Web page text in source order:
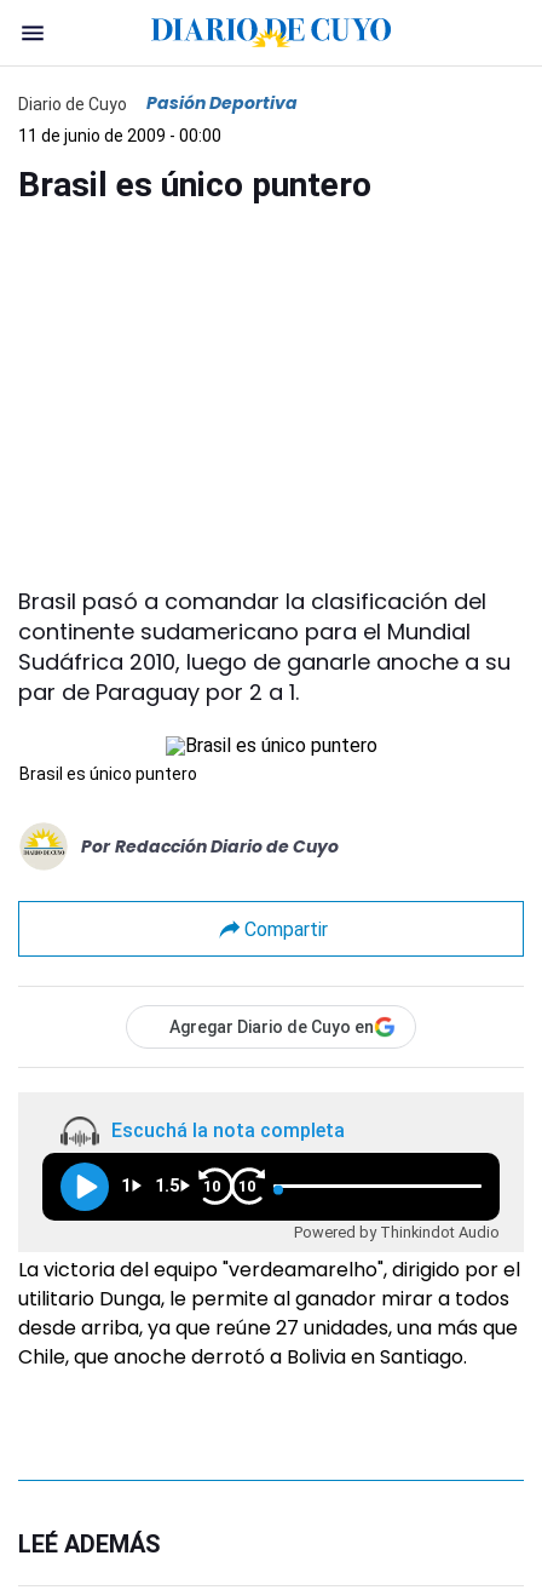
Diario de Cuyo Pasión Deportiva
11 de junio de 2009 - 00:00
Brasil es único puntero
Brasil pasó a comandar la clasificación del
continente sudamericano para el Mundial
Sudáfrica 2010, luego de ganarle anoche a su
par de Paraguay por 2 a 1.
Brasil es único puntero
Por Redacción Diario de Cuyo
Compartir
Agregar Diario de Cuyo en
Escuchá la nota completa
1 1.5 10 10
Powered by Thinkindot Audio
La victoria del equipo "verdeamarelho", dirigido por el
utilitario Dunga, le permite al ganador mirar a todos
desde arriba, ya que reúne 27 unidades, una más que
Chile, que anoche derrotó a Bolivia en Santiago.
LEÉ ADEMÁS